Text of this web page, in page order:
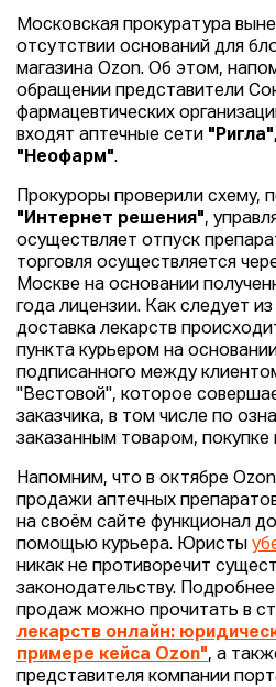
Московская прокуратура
отсутствии оснований для
магазина Ozon. Об этом,
обращении представители
фармацевтических
входят аптечные сети
"Неофарм".
Прокуроры проверили схему,
"Интернет решения",
осуществляет отпуск
торговля осуществляется
Москве на основании
года лицензии. Как следует
доставка лекарств
пункта курьером на
подписанного между
"Вестовой", которое
заказчика, в том числе по
заказанным товаром, покупке
Напомним, что в октябре Ozon
продажи аптечных
на своём сайте функционал
помощью курьера. Юристы
никак не противоречит
законодательству.
продаж можно прочитать в
лекарств онлайн:
примере кейса Ozon", а
представителя компании